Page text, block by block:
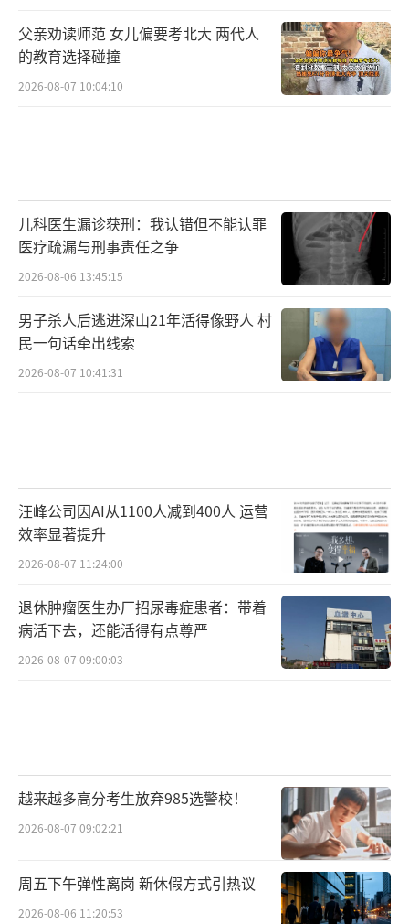
父亲劝读师范 女儿偏要考北大 两代人
的教育选择碰撞
2026-08-07 10:04:10
儿科医生漏诊获刑：我认错但不能认罪
医疗疏漏与刑事责任之争
2026-08-06 13:45:15
男子杀人后逃进深山21年活得像野人 村
民一句话牵出线索
2026-08-07 10:41:31
汪峰公司因AI从1100人减到400人 运营
效率显著提升
2026-08-07 11:24:00
退休肿瘤医生办厂招尿毒症患者：带着
病活下去，还能活得有点尊严
2026-08-07 09:00:03
越来越多高分考生放弃985选警校！
2026-08-07 09:02:21
周五下午弹性离岗 新休假方式引热议
2026-08-06 11:20:53